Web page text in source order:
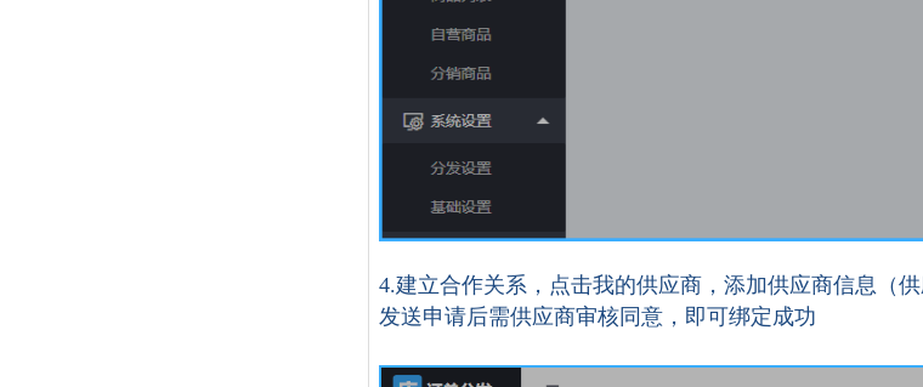
4.建立合作关系，点击我的供应商，添加供应商信息（
发送申请后需供应商审核同意，即可绑定成功